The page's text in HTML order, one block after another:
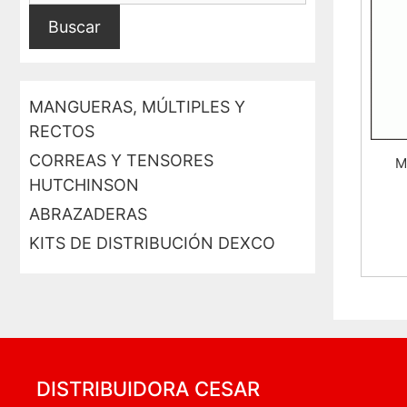
Buscar
MANGUERAS, MÚLTIPLES Y
RECTOS
CORREAS Y TENSORES
HUTCHINSON
ABRAZADERAS
KITS DE DISTRIBUCIÓN DEXCO
DISTRIBUIDORA CESAR